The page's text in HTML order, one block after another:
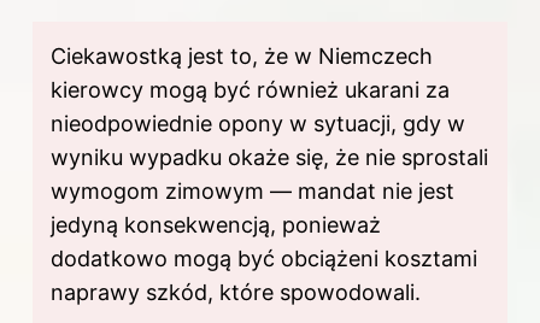
Ciekawostką jest to, że w Niemczech
kierowcy mogą być również ukarani za
nieodpowiednie opony w sytuacji, gdy w
wyniku wypadku okaże się, że nie sprostali
wymogom zimowym — mandat nie jest
jedyną konsekwencją, ponieważ
dodatkowo mogą być obciążeni kosztami
naprawy szkód, które spowodowali.